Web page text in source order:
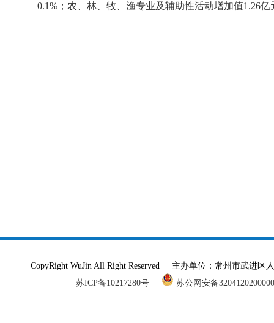
0.1%；农、林、牧、渔专业及辅助性活动增加值1.26
CopyRight WuJin All Right Reserved 主办单位：常州市武进
苏ICP备10217280号
苏公网安备